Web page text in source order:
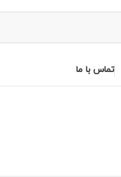
تماس با ما